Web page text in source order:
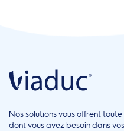
Nos solutions vous offrent
dont vous avez besoin dans